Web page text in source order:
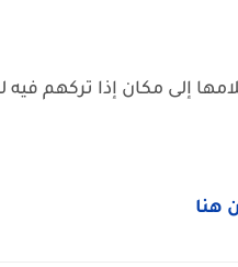
إلى مكان إذا تركهم فيه
هنا